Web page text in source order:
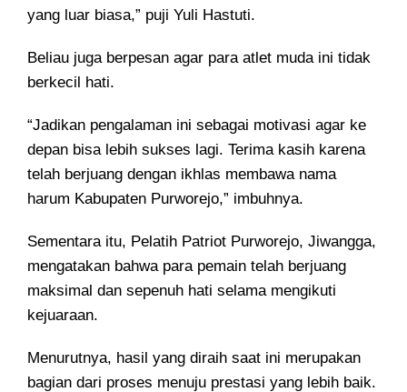
yang luar biasa,” puji Yuli Hastuti.
Beliau juga berpesan agar para atlet muda ini tidak
berkecil hati.
“Jadikan pengalaman ini sebagai motivasi agar ke
depan bisa lebih sukses lagi. Terima kasih karena
telah berjuang dengan ikhlas membawa nama
harum Kabupaten Purworejo,” imbuhnya.
Sementara itu, Pelatih Patriot Purworejo, Jiwangga,
mengatakan bahwa para pemain telah berjuang
maksimal dan sepenuh hati selama mengikuti
kejuaraan.
Menurutnya, hasil yang diraih saat ini merupakan
bagian dari proses menuju prestasi yang lebih baik.